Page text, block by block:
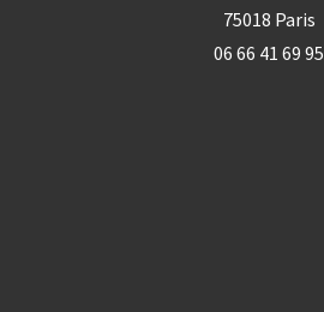
75018 Paris
06 66 41 69 95